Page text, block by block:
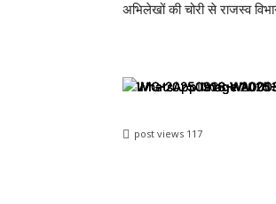
अभिलेखों की चोरी से राजस्व
post views 117